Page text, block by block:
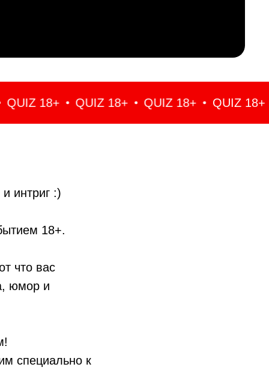
18+ QUIZ 18+ QUIZ 18+ QUIZ 18+
интриг :)
18+.
что вас
юмор и
специально к